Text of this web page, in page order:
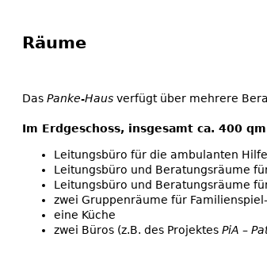
Räume
Das Panke-Haus verfügt über mehrere
Im Erdgeschoss, insgesamt ca. 400 qm
Leitungsbüro für die ambulanten
Leitungsbüro und Beratungsräume
Leitungsbüro und Beratungsräume
zwei Gruppenräume für
eine Küche
zwei Büros (z.B. des Projektes PiA –